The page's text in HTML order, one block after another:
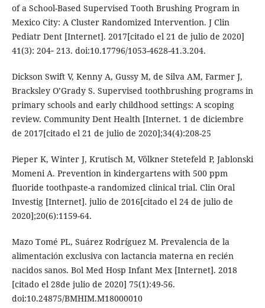
of a School-Based Supervised Tooth Brushing Program in
Mexico City: A Cluster Randomized Intervention. J Clin
Pediatr Dent [Internet]. 2017[citado el 21 de julio de 2020]
41(3): 204‐ 213. doi:10.17796/1053-4628-41.3.204.
Dickson Swift V, Kenny A, Gussy M, de Silva AM, Farmer J,
Bracksley O’Grady S. Supervised toothbrushing programs in
primary schools and early childhood settings: A scoping
review. Community Dent Health [Internet. 1 de diciembre
de 2017[citado el 21 de julio de 2020];34(4):208-25
Pieper K, Winter J, Krutisch M, Völkner Stetefeld P, Jablonski
Momeni A. Prevention in kindergartens with 500 ppm
fluoride toothpaste-a randomized clinical trial. Clin Oral
Investig [Internet]. julio de 2016[citado el 24 de julio de
2020];20(6):1159-64.
Mazo Tomé PL, Suárez Rodríguez M. Prevalencia de la
alimentación exclusiva con lactancia materna en recién
nacidos sanos. Bol Med Hosp Infant Mex [Internet]. 2018
[citado el 28de julio de 2020] 75(1):49-56.
doi:10.24875/BMHIM.M18000010